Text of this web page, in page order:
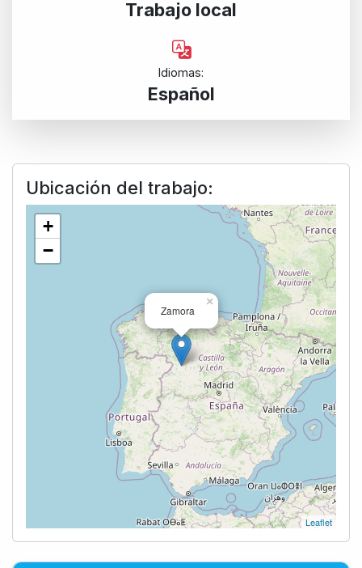
Trabajo local
Idiomas:
Español
Ubicación del trabajo:
Zamora
×
+
−
Leaflet